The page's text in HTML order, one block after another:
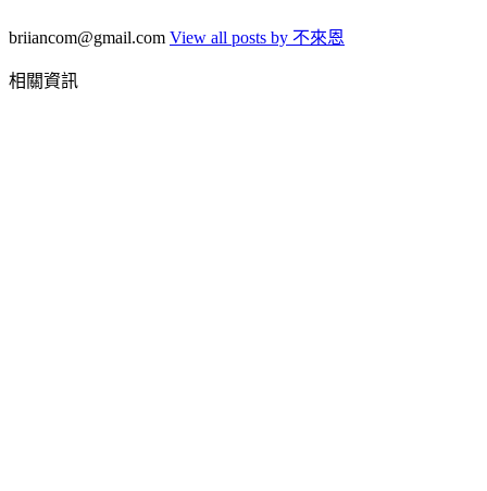
briiancom@gmail.com View all posts by 不來恩
相關資訊